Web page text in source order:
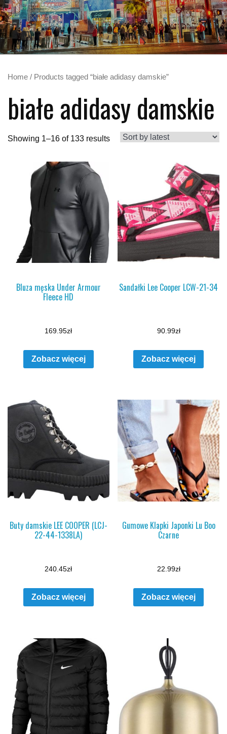
Home / Products tagged “białe adidasy damskie”
białe adidasy damskie
Showing 1–16 of 133 results
Bluza męska Under Armour
Fleece HD
169.95zł
Zobacz więcej
Sandałki Lee Cooper LCW-21-34
90.99zł
Zobacz więcej
Buty damskie LEE COOPER (LCJ-
22-44-1338LA)
240.45zł
Zobacz więcej
Gumowe Klapki Japonki Lu Boo
Czarne
22.99zł
Zobacz więcej